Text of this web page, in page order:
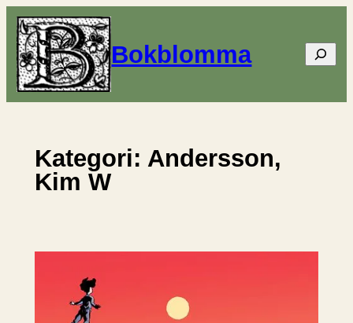
Hoppa
till
innehåll
Bokblomma Sök
Kategori: Andersson,
Kim W